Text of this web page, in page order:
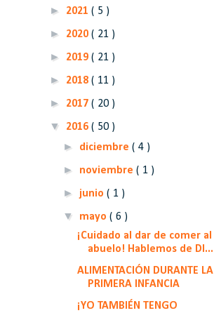
► 2021 ( 5 )
► 2020 ( 21 )
► 2019 ( 21 )
► 2018 ( 11 )
► 2017 ( 20 )
▼ 2016 ( 50 )
► diciembre( 4 )
► noviembre( 1 )
► junio( 1 )
▼ mayo( 6 )
¡Cuidado al dar de comer al
abuelo! Hablemos de DI...
ALIMENTACIÓN DURANTE LA
PRIMERA INFANCIA
¡YO TAMBIÉN TENGO